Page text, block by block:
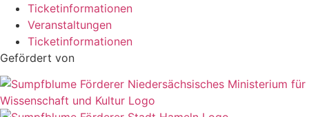
Ticketinformationen
Veranstaltungen
Ticketinformationen
Gefördert von